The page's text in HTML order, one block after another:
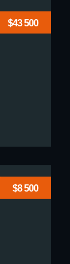
$43 500
$8 500